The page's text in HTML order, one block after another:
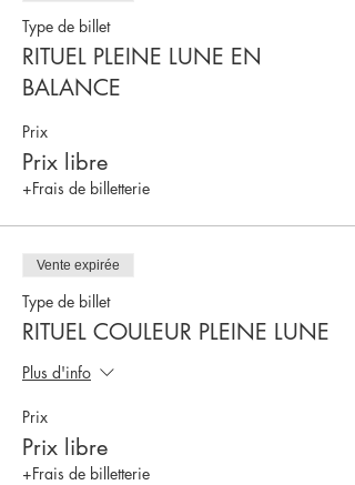
Type de billet
RITUEL PLEINE LUNE EN
BALANCE
Prix
Prix libre
+Frais de billetterie
Vente expirée
Type de billet
RITUEL COULEUR PLEINE LUNE
Plus d'info
Prix
Prix libre
+Frais de billetterie